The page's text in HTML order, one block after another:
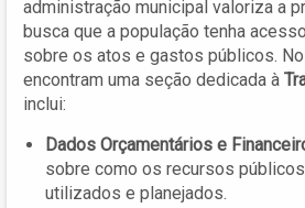
administração municipal valoriza a
busca que a população tenha
sobre os atos e gastos públicos.
encontram uma seção dedicada à
inclui:
Dados Orçamentários e
sobre como os recursos
utilizados e planejados.